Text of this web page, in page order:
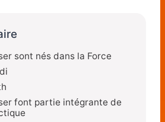
sont nés dans la Force
font partie intégrante de